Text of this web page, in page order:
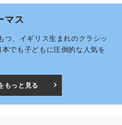
マス
つ、イギリス生まれのクラシッ
でも子どもに圧倒的な人気を
もっと見る